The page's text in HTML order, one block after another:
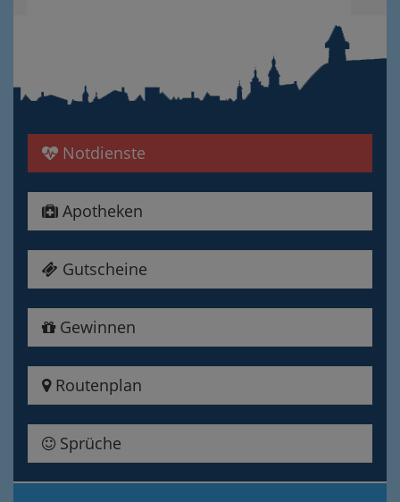
Notdienste
Apotheken
Gutscheine
Gewinnen
Routenplan
Sprüche